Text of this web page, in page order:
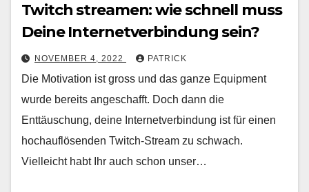
Twitch streamen: wie schnell muss
Deine Internetverbindung sein?
NOVEMBER 4, 2022 PATRICK
Die Motivation ist gross und das ganze Equipment
wurde bereits angeschafft. Doch dann die
Enttäuschung, deine Internetverbindung ist für einen
hochauflösenden Twitch-Stream zu schwach.
Vielleicht habt Ihr auch schon unser…